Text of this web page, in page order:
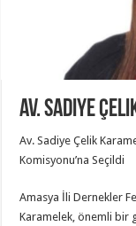
Av. Sadiye
Av. Sadiye Çelik
Komisyonu’na Seçildi
Amasya İli Dernekler
Karamelek, önemli bir